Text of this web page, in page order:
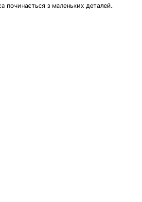
починається з маленьких деталей.